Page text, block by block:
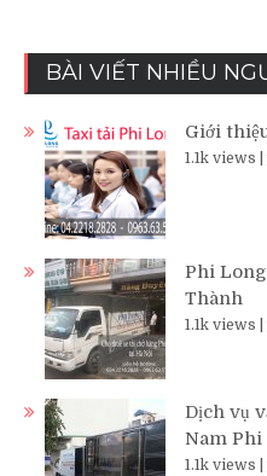
BÀI VIẾT NHIỀU
Giới
1.1k views
Phi
Thành
1.1k views
Dịch vụ
Nam Phi
1.1k views